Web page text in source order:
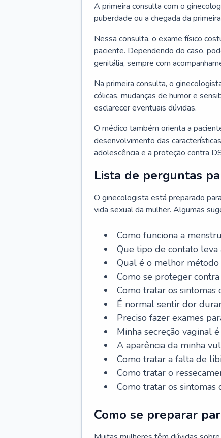
A primeira consulta com o
puberdade ou a chegada da
Nessa consulta, o exame físico
paciente. Dependendo do caso,
genitália, sempre com
Na primeira consulta, o
cólicas, mudanças de humor e
esclarecer eventuais dúvidas.
O médico também orienta a
desenvolvimento das
adolescência e a proteção contra
Lista de perguntas
O ginecologista está preparado
vida sexual da mulher. Algumas
Como funciona a
Que tipo de contato leva
Qual é o melhor método
Como se proteger contra
Como tratar os sintomas
É normal sentir dor
Preciso fazer exames
Minha secreção vaginal
A aparência da minha
Como tratar a falta de
Como tratar o
Como tratar os sintomas
Como se preparar